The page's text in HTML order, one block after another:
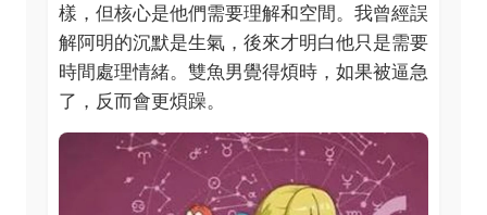
樣，但核心是他們需要理解和空間。我曾經誤
解阿明的沉默是生氣，後來才明白他只是需要
時間處理情緒。雙魚男覺得煩時，如果被逼急
了，反而會更煩躁。